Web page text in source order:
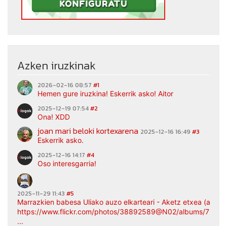
Azken iruzkinak
2026-02-16 08:57 #1
Hemen gure iruzkina! Eskerrik asko! Aitor
2025-12-19 07:54#2
Ona! XDD
joan mari beloki kortexarena 2025-12-16 16:49 #3
Eskerrik asko.
2025-12-16 14:17 #4
Oso interesgarria!
2025-11-29 11:43 #5
Marrazkien babesa Uliako auzo elkarteari - Aketz etxea
https://www.flickr.com/photos/38892589@N02/albums/
...